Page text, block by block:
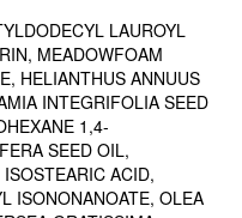
LAUROYL
MEADOWFOAM
HELIANTHUS ANNUUS
INTEGRIFOLIA SEED
1,4-
SEED OIL,
ACID,
ISONONANOATE, OLEA